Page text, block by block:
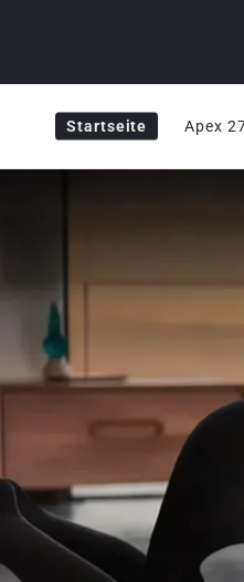
Startseite Apex